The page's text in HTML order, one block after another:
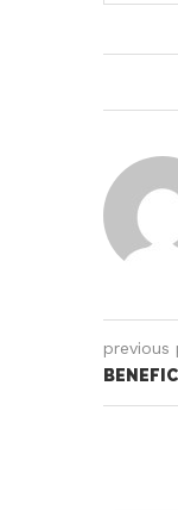
previous